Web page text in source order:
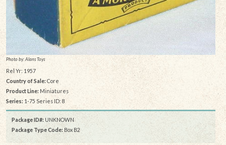
Photo by: Alans Toys
Rel Yr: 1957
Country of Sale: Core
Product Line: Miniatures
Series: 1-75 Series ID: 8
Package ID#: UNKNOWN
Package Type Code: Box B2